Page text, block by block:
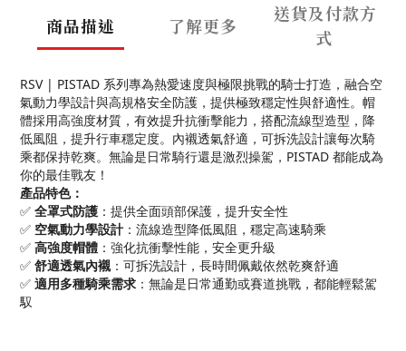
商品描述 了解更多
送貨及付款方
式
RSV | PISTAD 系列專為熱愛速度與極限挑戰的騎士打造，融合空
氣動力學設計與高規格安全防護，提供極致穩定性與舒適性。帽
體採用高強度材質，有效提升抗衝擊能力，搭配流線型造型，降
低風阻，提升行車穩定度。內襯透氣舒適，可拆洗設計讓每次騎
乘都保持乾爽。無論是日常騎行還是激烈操駕，PISTAD 都能成為
你的最佳戰友！
產品特色：
✅ 全罩式防護 ：提供全面頭部保護，提升安全性
✅ 空氣動力學設計：流線造型降低風阻，穩定高速騎乘
✅ 高強度帽體 ：強化抗衝擊性能，安全更升級
✅ 舒適透氣內襯：可拆洗設計，長時間佩戴依然乾爽舒適
✅ 適用多種騎乘需求 ：無論是日常通勤或賽道挑戰，都能輕鬆駕
馭